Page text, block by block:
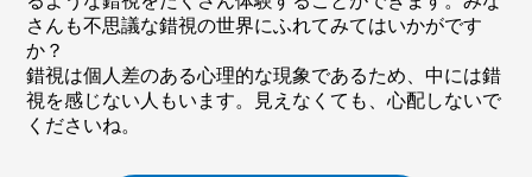
さんも不思議な錯視の世界にふれてみてはいかがです
か？
錯視は個人差のある心理的な現象であるため、中には錯
視を感じない人もいます。見えなくても、心配しないで
くださいね。